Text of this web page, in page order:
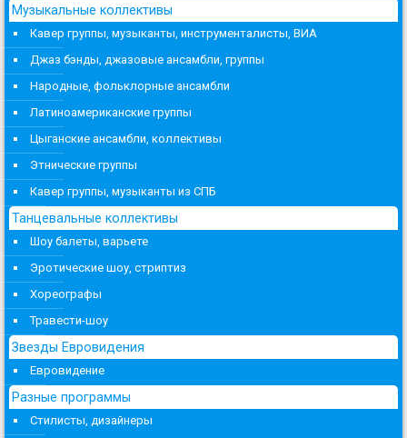
Музыкальные коллективы
Кавер группы, музыканты, инструменталисты, ВИА
Джаз бэнды, джазовые ансамбли, группы
Народные, фольклорные ансамбли
Латиноамериканские группы
Цыганские ансамбли, коллективы
Этнические группы
Кавер группы, музыканты из СПБ
Танцевальные коллективы
Шоу балеты, варьете
Эротические шоу, стриптиз
Хореографы
Травести-шоу
Звезды Евровидения
Евровидение
Разные программы
Стилисты, дизайнеры